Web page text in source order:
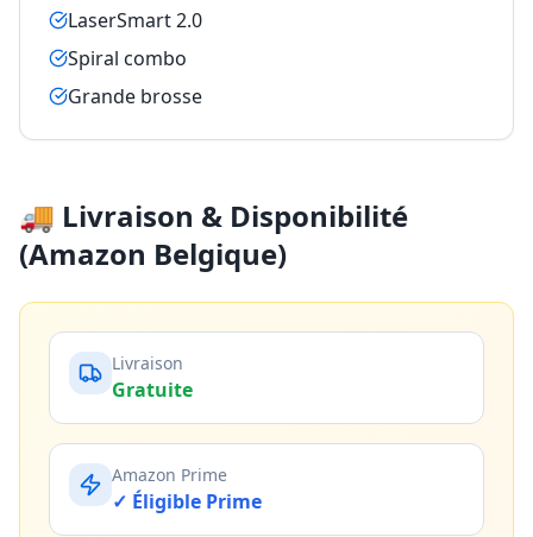
LaserSmart 2.0
Spiral combo
Grande brosse
🚚 Livraison & Disponibilité
(Amazon Belgique)
Livraison
Gratuite
Amazon Prime
✓ Éligible Prime